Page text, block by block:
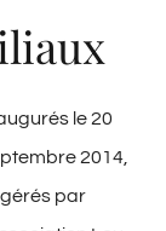
le20
2014,
par